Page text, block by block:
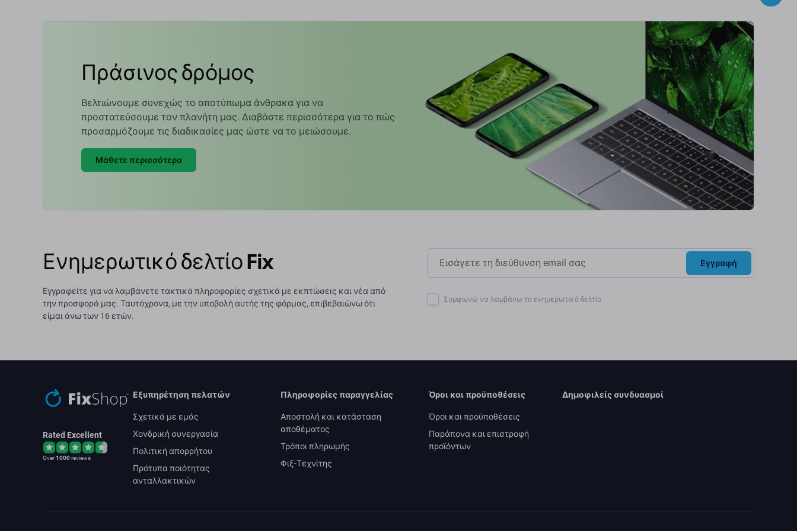
Πράσινος δρόμος
Βελτιώνουμε συνεχώς το αποτύπωμα άνθρακα για να
προστατεύσουμε τον πλανήτη μας. Διαβάστε περισσότερα για το πώς
προσαρμόζουμε τις διαδικασίες μας ώστε να το μειώσουμε.
Μάθετε περισσότερα
Ενημερωτικό δελτίο Fix
Εγγραφείτε για να λαμβάνετε τακτικά πληροφορίες σχετικά με εκπτώσεις και νέα από
την προσφορά μας. Ταυτόχρονα, με την υποβολή αυτής της φόρμας, επιβεβαιώνω ότι
είμαι άνω των 16 ετών.
Εγγραφή
Συμφωνώ να λαμβάνω το ενημερωτικό δελτίο.
Rated Excellent
Over1000reviews
Εξυπηρέτηση πελατών
Σχετικά με εμάς
Χονδρική συνεργασία
Πολιτική απορρήτου
Πρότυπα ποιότητας
ανταλλακτικών
Πληροφορίες παραγγελίας
Αποστολή και κατάσταση
αποθέματος
Τρόποι πληρωμής
Φιξ-Τεχνίτης
Όροι και προϋποθέσεις
Όροι και προϋποθέσεις
Παράπονα και επιστροφή
προϊόντων
Δημοφιλείς συνδυασμοί